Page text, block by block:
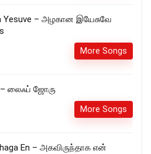
Yesuve – அழகான இயேசுவே
More Songs
– லைஃப் ஜோரு
More Songs
En – அகவிருந்தாக என்